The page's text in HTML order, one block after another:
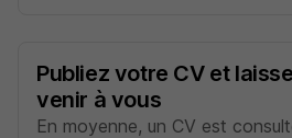
Publiez votre CV et
venir à vous
En moyenne, un CV est